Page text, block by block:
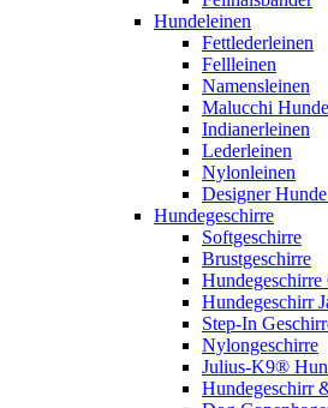
Hundeleinen
Fettlederleinen
Fellleinen
Namensleinen
Malucchi
Indianerleinen
Lederleinen
Nylonleinen
Designer
Hundegeschirre
Softgeschirre
Brustgeschirre
Hundegeschirre
Hundegeschirr
Step-In
Nylongeschirre
Julius-K9®
Hundegeschirr